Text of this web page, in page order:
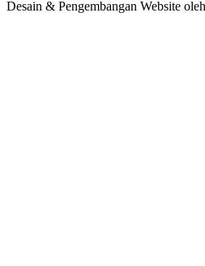
Desain & Pengembangan Website oleh